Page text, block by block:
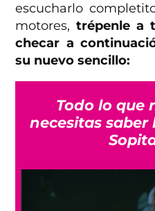
escucharlo
motores,trépenle a
checar a
su nuevo sencillo:
Todo lo que
necesitas saber